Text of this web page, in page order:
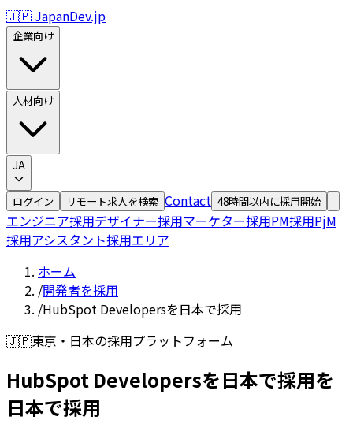
🇯🇵 JapanDev.jp
企業向け
人材向け
JA
ログイン リモート求人を検索 Contact 48時間以内に採用開始
エンジニア採用デザイナー採用マーケター採用PM採用PjM
採用アシスタント採用エリア
ホーム
/開発者を採用
/HubSpot Developersを日本で採用
🇯🇵東京・日本の採用プラットフォーム
HubSpot Developersを日本で採用を
日本で採用